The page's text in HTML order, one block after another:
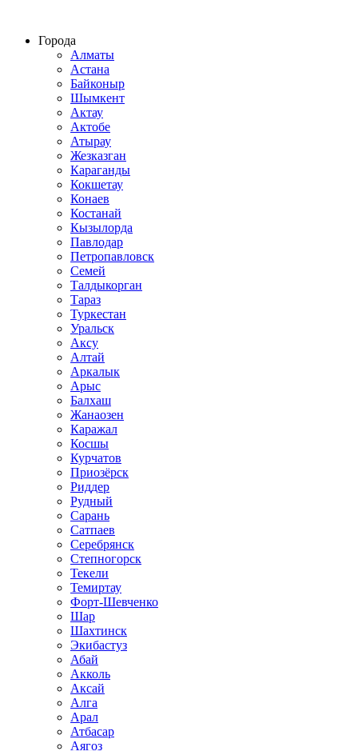
Города
Алматы
Астана
Байконыр
Шымкент
Актау
Актобе
Атырау
Жезказган
Караганды
Кокшетау
Конаев
Костанай
Кызылорда
Павлодар
Петропавловск
Семей
Талдыкорган
Тараз
Туркестан
Уральск
Аксу
Алтай
Аркалык
Арыс
Балхаш
Жанаозен
Каражал
Косшы
Курчатов
Приозёрск
Риддер
Рудный
Сарань
Сатпаев
Серебрянск
Степногорск
Текели
Темиртау
Форт-Шевченко
Шар
Шахтинск
Экибастуз
Абай
Акколь
Аксай
Алга
Арал
Атбасар
Аягоз